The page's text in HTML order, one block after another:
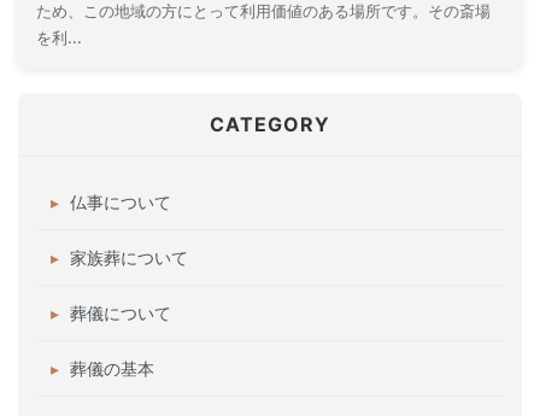
ため、この地域の方にとって利用価値のある場所です。その斎場
を利...
CATEGORY
仏事について
家族葬について
葬儀について
葬儀の基本